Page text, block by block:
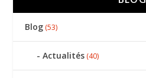
Blog (53)
Actualités (40)